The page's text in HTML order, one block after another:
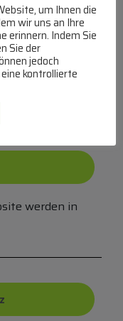
1 267 67 60)
VISA
werden in
um Ihnen die
wir uns an Ihre
erinnern. Indem Sie
Sie der
jedoch
kontrollierte